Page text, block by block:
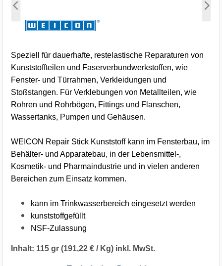
Speziell für dauerhafte, restelastische Reparaturen von
Kunststoffteilen und Faserverbundwerkstoffen, wie
Fenster- und Türrahmen, Verkleidungen und
Stoßstangen. Für Verklebungen von Metallteilen, wie
Rohren und Rohrbögen, Fittings und Flanschen,
Wassertanks, Pumpen und Gehäusen.
WEICON Repair Stick Kunststoff kann im Fensterbau, im
Behälter- und Apparatebau, in der Lebensmittel-,
Kosmetik- und Pharmaindustrie und in vielen anderen
Bereichen zum Einsatz kommen.
kann im Trinkwasserbereich eingesetzt werden
kunststoffgefüllt
NSF-Zulassung
Inhalt: 115 gr (191,22 € / Kg) inkl. MwSt.